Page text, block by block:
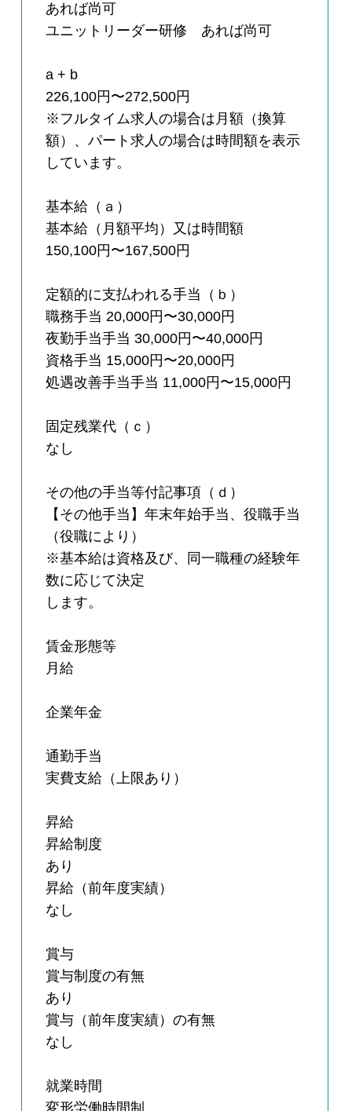
あれば尚可
ユニットリーダー研修 あれば尚可
a + b
226,100円〜272,500円
※フルタイム求人の場合は月額（換算
額）、パート求人の場合は時間額を表示
しています。
基本給（ａ）
基本給（月額平均）又は時間額
150,100円〜167,500円
定額的に支払われる手当（ｂ）
職務手当 20,000円〜30,000円
夜勤手当手当 30,000円〜40,000円
資格手当 15,000円〜20,000円
処遇改善手当手当 11,000円〜15,000円
固定残業代（ｃ）
なし
その他の手当等付記事項（ｄ）
【その他手当】年末年始手当、役職手当
（役職により）
※基本給は資格及び、同一職種の経験年
数に応じて決定
します。
賃金形態等
月給
企業年金
通勤手当
実費支給（上限あり）
昇給
昇給制度
あり
昇給（前年度実績）
なし
賞与
賞与制度の有無
あり
賞与（前年度実績）の有無
なし
就業時間